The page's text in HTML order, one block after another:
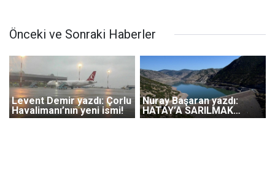
Önceki ve Sonraki Haberler
Levent Demir yazdı: Çorlu
Havalimanı’nın yeni ismi!
Nuray Başaran yazdı:
HATAY’A SARILMAK…